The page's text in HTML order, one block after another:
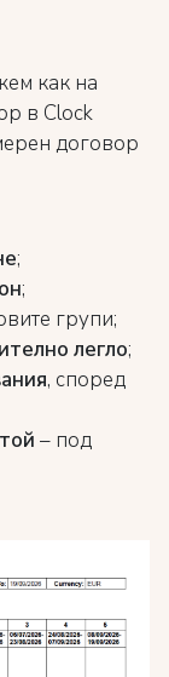
как на
в Clock
договор
;
;
групи;
легло;
, според
– под